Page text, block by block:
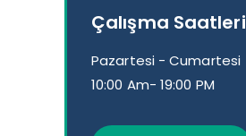
Çalışma Saatleri
Pazartesi - Cumartesi
10:00 Am- 19:00 PM